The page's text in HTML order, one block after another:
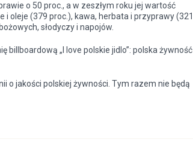
o 50 proc., a w zeszłym roku jej wartość
i oleje (379 proc.), kawa, herbata i przyprawy (321
słodyczy i napojów.
billboardową „I love polskie jidlo”: polska żywność
o jakości polskiej żywności. Tym razem nie będą